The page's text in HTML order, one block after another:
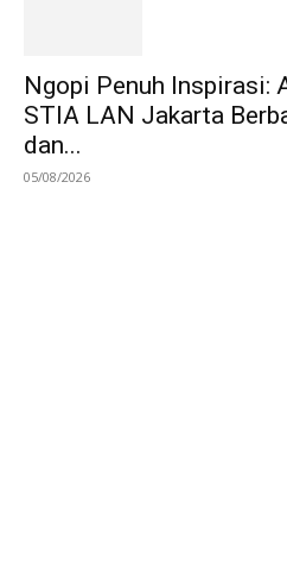
Ngopi Penuh Inspirasi:
STIA LAN Jakarta
dan...
05/08/2026